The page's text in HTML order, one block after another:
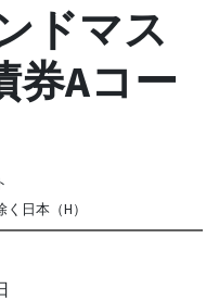
ドマス
券Aコー
日本（H）